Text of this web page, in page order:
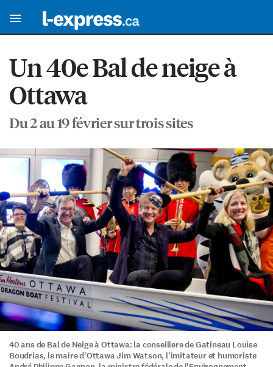
Un 40e Bal de neige à
Ottawa
Du 2 au 19 février sur trois sites
40 ans de Bal de Neige à Ottawa: la conseillere de Gatineau Louise
Boudrias, le maire d'Ottawa Jim Watson, l'imitateur et humoriste